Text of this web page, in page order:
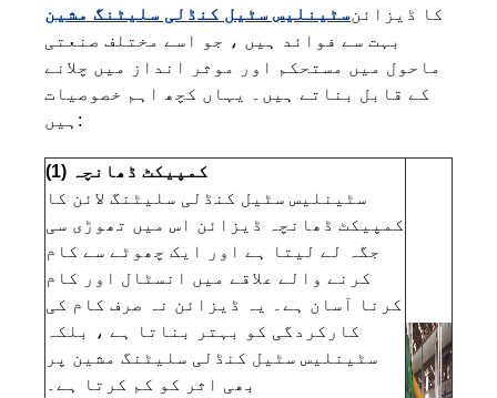
کا ڈیزائنسٹینلیس سٹیل کنڈلی سلیٹنگ مشین
بہت سے فوائد ہیں ، جو اسے مختلف صنعتی
ماحول میں مستحکم اور موثر انداز میں چلانے
کے قابل بناتے ہیں۔ یہاں کچھ اہم خصوصیات
ہیں:
(1) کمپیکٹ ڈھانچہ
سٹینلیس سٹیل کنڈلی سلیٹنگ لائن کا
کمپیکٹ ڈھانچہ ڈیزائن اس میں تھوڑی سی
جگہ لے لیتا ہے اور ایک چھوٹے سے کام
کرنے والے علاقے میں انسٹال اور کام
کرنا آسان ہے۔ یہ ڈیزائن نہ صرف کام کی
کارکردگی کو بہتر بناتا ہے ، بلکہ
سٹینلیس سٹیل کنڈلی سلیٹنگ مشین پر
بھی اثر کو کم کرتا ہے۔